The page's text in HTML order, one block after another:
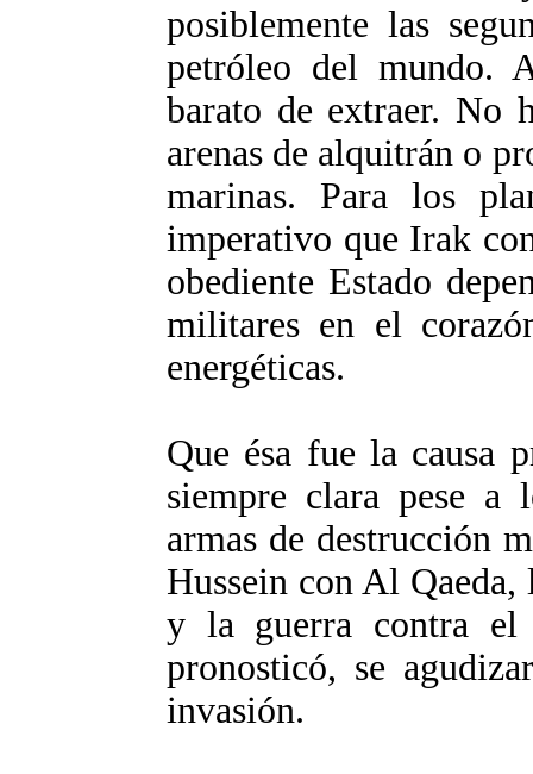
posiblemente las
petróleo del mundo.
barato de extraer. No
arenas de alquitrán o
marinas. Para los
imperativo que Irak
obediente Estado
militares en el
energéticas.
Que ésa fue la causa
siempre clara pese a
armas de destrucción
Hussein con Al
y la guerra contra el
pronosticó, se
invasión.